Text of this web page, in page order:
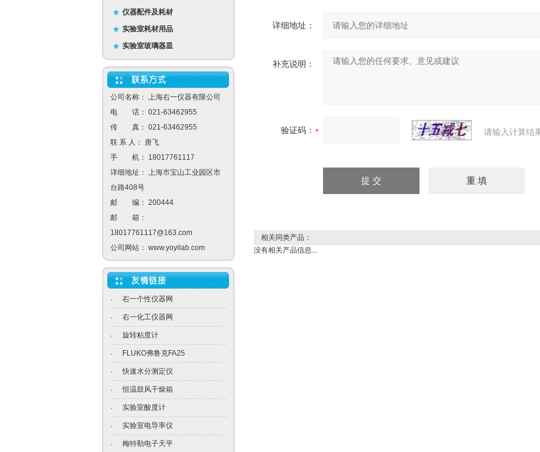
仪器配件及耗材
实验室耗材用品
实验室玻璃器皿
公司名称： 上海右一仪器有限公司
电 话： 021-63462955
传 真： 021-63462955
联 系 人： 唐飞
手 机： 18017761117
详细地址： 上海市宝山工业园区市
台路408号
邮 编： 200444
邮 箱：
18017761117@163.com
公司网站： www.yoyilab.com
· 右一个性仪器网
· 右一化工仪器网
· 旋转粘度计
· FLUKO弗鲁克FA25
· 快速水分测定仪
· 恒温鼓风干燥箱
· 实验室酸度计
· 实验室电导率仪
· 梅特勒电子天平
详细地址：
补充说明：
验证码： 请输入计算结
相关同类产品：
没有相关产品信息...